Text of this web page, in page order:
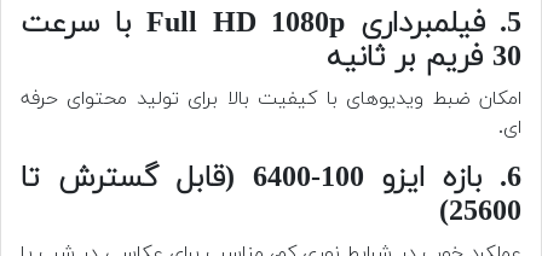
5. فیلمبرداری Full HD 1080p با سرعت
30 فریم بر ثانیه
امکان ضبط ویدیوهای با کیفیت بالا برای تولید محتوای حرفه
ای.
6. بازه ایزو 100-6400 (قابل گسترش تا
25600)